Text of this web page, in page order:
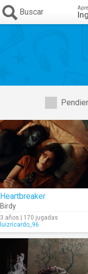
Buscar
Heartbreaker
Birdy
3 años | 170 jugadas
luizricardo_96